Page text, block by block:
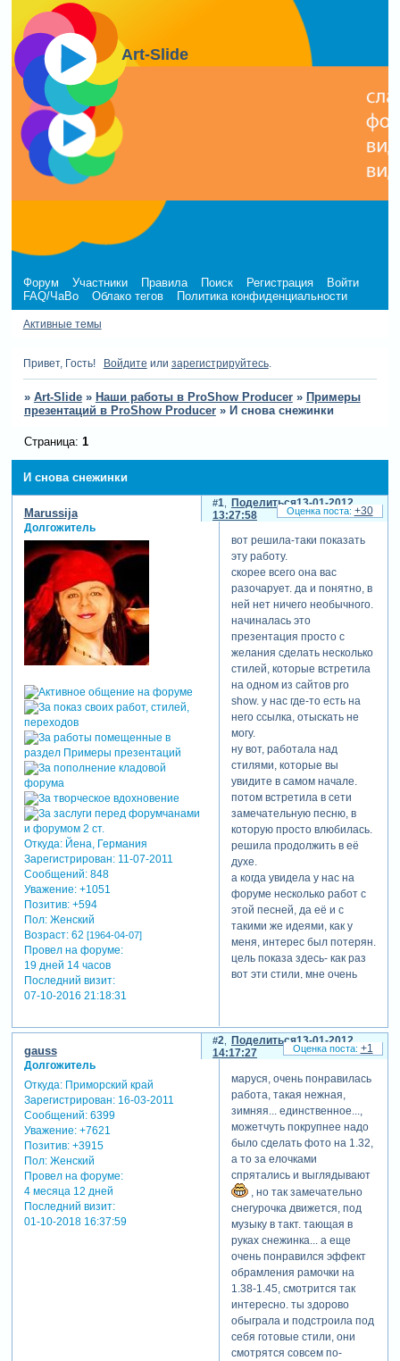
Art-Slide
Форум Участники Правила Поиск Регистрация
Войти
FAQ/ЧаВо
Облако тегов Политика конфиденциальности
Активные темы
Привет, Гость! Войдите или зарегистрируйтесь.
» Art-Slide » Наши работы в ProShow Producer » Примеры
презентаций в ProShow Producer » И снова снежинки
И снова снежинки
Страница: 1
Поделиться
1
13-01-2012
13:27:58
Marussija
Долгожитель
Откуда:Йена, Германия
Зарегистрирован: 11-07-2011
Сообщений:848
Уважение: +1051
Позитив: +594
Пол:Женский
Возраст:62 [1964-04-07]
Провел на форуме:
19 дней 14 часов
Последний визит:
07-10-2016 21:18:31
вот решила-таки показать
эту работу.
скорее всего она вас
разочарует. да и понятно, в
ней нет ничего необычного.
начиналась это
презентация просто с
желания сделать несколько
стилей, которые встретила
на одном из сайтов pro
show. у нас где-то есть на
него ссылка, отыскать не
могу.
ну вот, работала над
стилями, которые вы
увидите в самом начале.
потом встретила в сети
замечательную песню, в
которую просто влюбилась.
решила продолжить в её
духе.
а когда увидела у нас на
форуме несколько работ с
этой песней, да её и с
такими же идеями, как у
меня, интерес был потерян.
цель показа здесь- как раз
вот эти стили, мне очень
54 называются
калейдоскоп.
не разочарую.
+30
Поделиться
2
13-01-2012
14:17:27
gauss
Долгожитель
Откуда:Приморский край
Зарегистрирован: 16-03-2011
Сообщений:6399
Уважение: +7621
Позитив: +3915
Пол:Женский
Провел на форуме:
4 месяца 12 дней
Последний визит:
01-10-2018 16:37:59
маруся, очень понравилась
работа, такая нежная,
зимняя... единственное...,
можетчуть покрупнее надо
было сделать фото на 1.32,
а то за елочками
спрятались и выглядывают
, но так замечательно
снегурочка движется, под
музыку в такт. тающая в
руках снежинка... а еще
очень понравился эффект
обрамления рамочки на
1.38-1.45, смотрится так
интересно. ты здорово
обыграла и подстроила под
себя готовые стили, они
смотрятся совсем по-
+1